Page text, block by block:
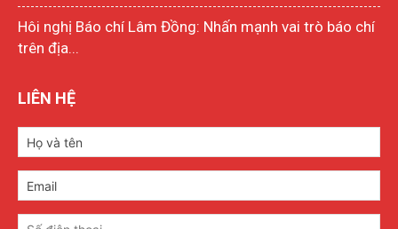
Hôi nghị Báo chí Lâm Đồng: Nhấn mạnh vai trò báo chí
trên địa...
LIÊN HỆ